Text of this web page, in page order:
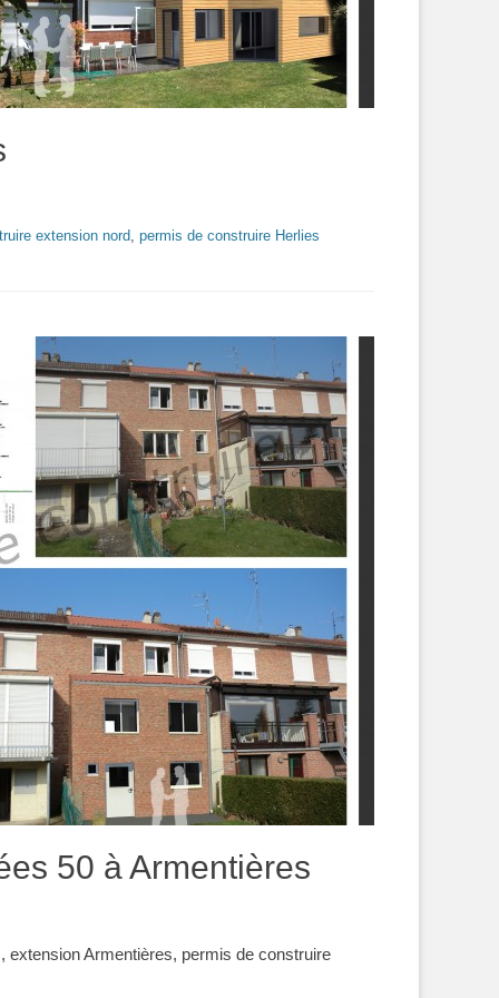
extension nord, permis de construire Herlies
50 à Armentières
extension Armentières, permis de construire